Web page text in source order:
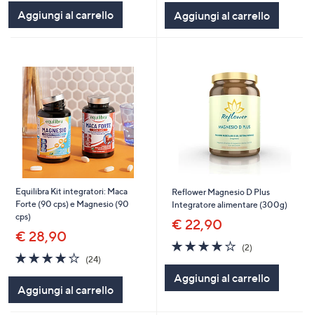
Stars
Aggiungi al carrello
Stars
Aggiungi al carrello
Equilibra Kit integratori: Maca
Forte (90 cps) e Magnesio (90
cps)
€ 28,90
3.9
of
Stars
(24)24
Aggiungi al carrello
Reflower Magnesio D Plus
Integratore alimentare (300g)
€ 22,90
4.0
of
Stars
(2)2
Aggiungi al carrello